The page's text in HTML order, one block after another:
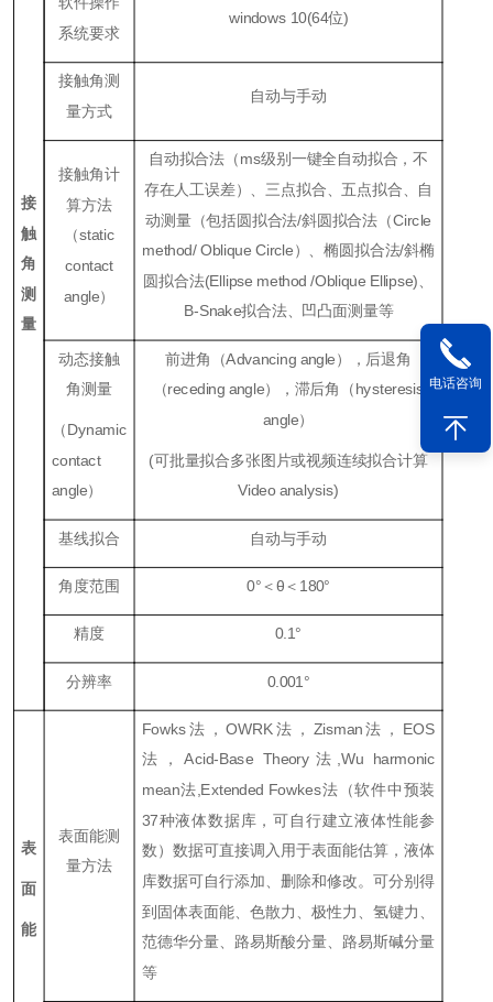
接
触
角
测
量
系统要求
windows 10(64位)
接触角测
量方式
自动与手动
接触角计
算方法
（static
contact
angle）
自动拟合法（ms级别一键全自动拟合，不
存在人工误差）、三点拟合、五点拟合、自
动测量（包括圆拟合法/斜圆拟合法（Circle
method/ Oblique Circle）、椭圆拟合法/斜椭
圆拟合法(Ellipse method /Oblique Ellipse)
B-Snake拟合法、凹凸面测量等
动态接触
角测量
（Dynamic
contact
angle）
前进角（Advancing angle），后退角
（receding angle），滞后角（hysteresis
angle）
(可批量拟合多张图片或视频连续拟合计算
Video analysis)
基线拟合 自动与手动
角度范围 0°＜θ＜ 180°
精度 0.1°
分辨率 0.001 °
表
面
能
表面能测
量方法
Fowks法，OWRK法， Zisman法， EOS
法，Acid-Base Theory 法 ,Wu harmonic
mean法 ,Extended Fowkes法（软件中预装
37种液体数据库，可自行建立液体性能参
数）数据可直接调入用于表面能估算，液体
库数据可自行添加、删除和修改。可分别得
到固体表面能、色散力、极性力、氢键力、
范德华分量、路易斯酸分量、路易斯碱分量
等
电话咨询